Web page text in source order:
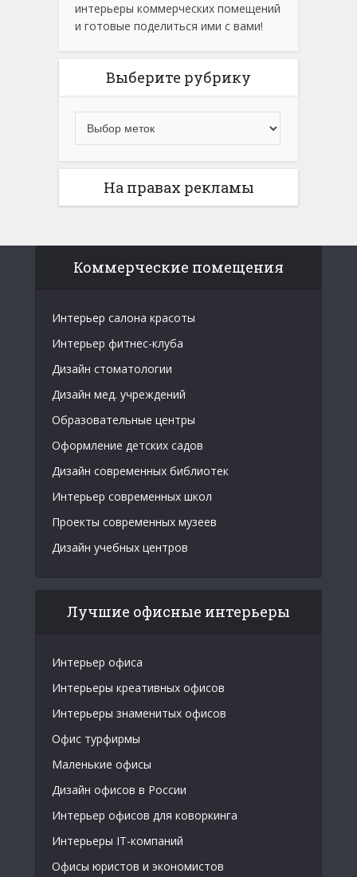
интерьеры коммерческих помещений
и готовые поделиться ими с вами!
Выберите рубрику
На правах рекламы
Коммерческие помещения
Интерьер салона красоты
Интерьер фитнес-клуба
Дизайн стоматологии
Дизайн мед. учреждений
Образовательные центры
Оформление детских садов
Дизайн современных библиотек
Интерьер современных школ
Проекты современных музеев
Дизайн учебных центров
Лучшие офисные интерьеры
Интерьер офиса
Интерьеры креативных офисов
Интерьеры знаменитых офисов
Офис турфирмы
Маленькие офисы
Дизайн офисов в России
Интерьер офисов для коворкинга
Интерьеры IT-компаний
Офисы юристов и экономистов